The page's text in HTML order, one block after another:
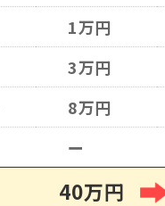
1万円
3万円
8万円
ー
40万円